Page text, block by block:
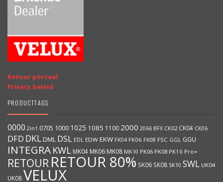
Retour portaal
Privacy beleid
PRODUCTTAGS
0000 2in1 0705 1000 1025 1085 1100 2000 2066 BFX CK02 CK04 CK06
DFD DKL DML DSL EDL EDW EKW FK04 FK06 FK08 FSC GGL GGU
INTEGRA KWL MK04 MK06 MK08 MK10 PK06 PK08 PK10 Pro+
RETOUR RETOUR 80% SK06 SK08 SK10 SWL UK04
UK08VELUX